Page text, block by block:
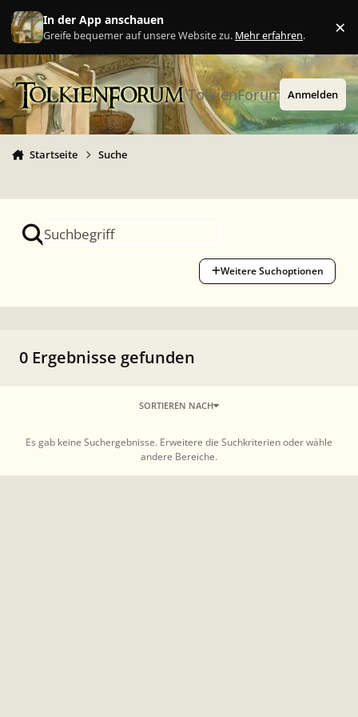
Zu Inhalt springen
In der App anschauen
Greife bequemer auf unsere Website zu. Mehr erfahren. ×
TolkienForum Anmelden
Startseite Suche
Weitere Suchoptionen
0 Ergebnisse gefunden
SORTIEREN NACH
Es gab keine Suchergebnisse. Erweitere die Suchkriterien oder wähle
andere Bereiche.